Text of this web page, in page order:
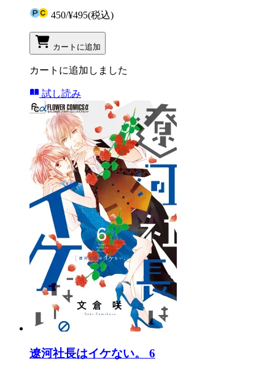
450/¥495(税込)
カートに追加
カートに追加しました
試し読み
遼河社長はイケない。 6